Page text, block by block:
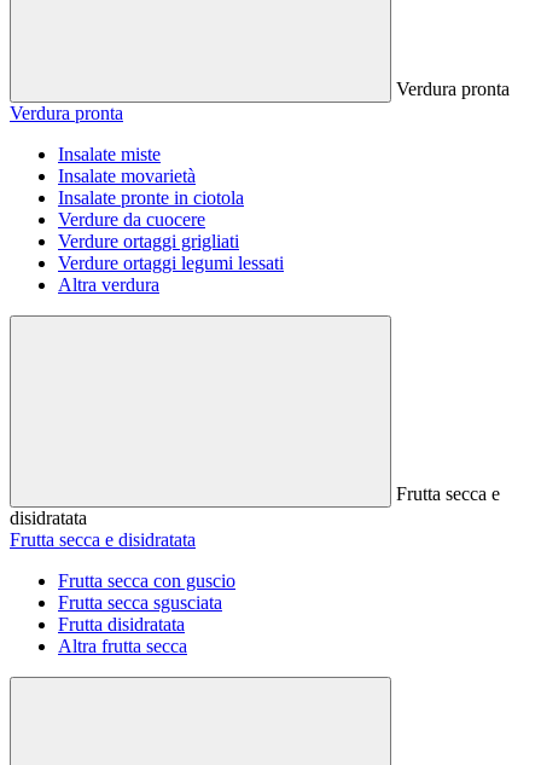
Verdura pronta
Verdura pronta
Insalate miste
Insalate movarietà
Insalate pronte in ciotola
Verdure da cuocere
Verdure ortaggi grigliati
Verdure ortaggi legumi lessati
Altra verdura
Frutta secca e
disidratata
Frutta secca e disidratata
Frutta secca con guscio
Frutta secca sgusciata
Frutta disidratata
Altra frutta secca